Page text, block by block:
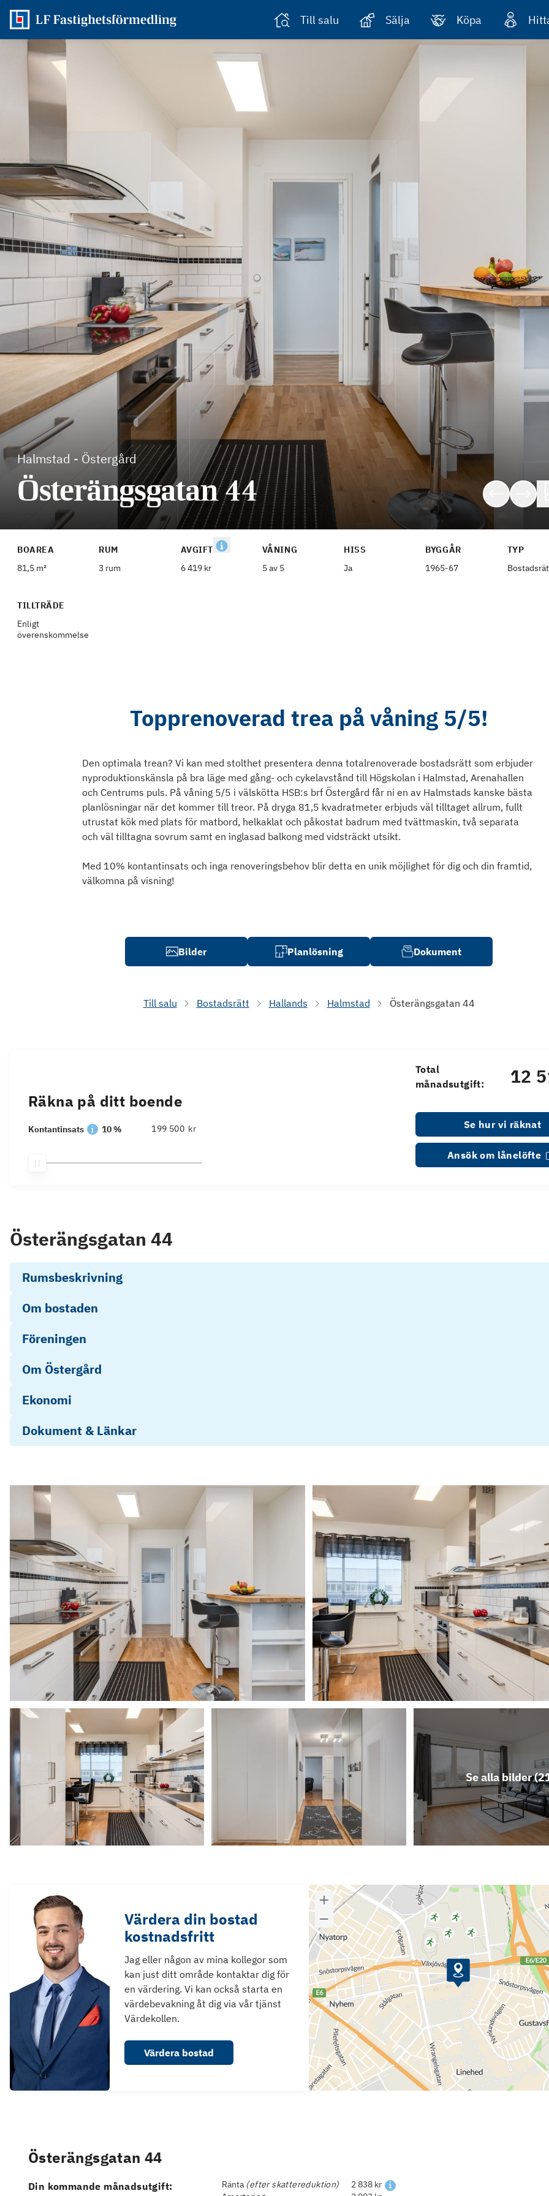
Till salu Sälja Köpa
Halmstad - Östergård
Österängsgatan 44
BOAREA
81,5 m²
RUM
3 rum
AVGIFT
6 419 kr
VÅNING
5 av 5
HISS
Ja
BYGGÅR
1965-67
TYP
TILLTRÄDE
Enligt
överenskommelse
Topprenoverad trea på våning 5/5!
Den optimala trean? Vi kan med stolthet presentera denna totalrenoverade bostadsrätt som erbjuder
nyproduktionskänsla på bra läge med gång- och cykelavstånd till Högskolan i Halmstad, Arenahallen
och Centrums puls. På våning 5/5 i välskötta HSB:s brf Östergård får ni en av Halmstads kanske bästa
planlösningar när det kommer till treor. På dryga 81,5 kvadratmeter erbjuds väl tilltaget allrum, fullt
utrustat kök med plats för matbord, helkaklat och påkostat badrum med tvättmaskin, två separata
och väl tilltagna sovrum samt en inglasad balkong med vidsträckt utsikt.
Med 10% kontantinsats och inga renoveringsbehov blir detta en unik möjlighet för dig och din framtid,
välkomna på visning!
Bilder Planlösning Dokument
Till salu Bostadsrätt Hallands Halmstad Österängsgatan 44
Räkna på ditt boende
Kontantinsats 10 % kr
Total
månadsutgift:
12
Se hur vi räknat
Ansök om lånelöfte
Österängsgatan 44
Rumsbeskrivning
Om bostaden
Föreningen
Om Östergård
Ekonomi
Dokument & Länkar
Energideklaration Österängsgatan
Objektsbeskrivning
Se alla bilder (
Värdera din bostad
kostnadsfritt
Jag eller någon av mina kollegor som
kan just ditt område kontaktar dig för
en värdering. Vi kan också starta en
värdebevakning åt dig via vår tjänst
Värdekollen.
Värdera bostad
Österängsgatan 44
Din kommande månadsutgift: Ränta (efter skattereduktion)
2 838 kr